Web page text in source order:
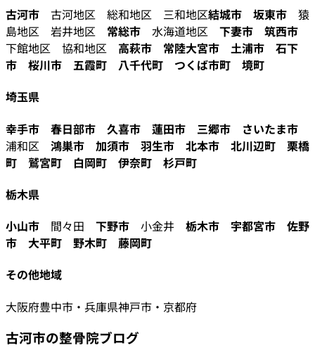
古河市 古河地区 総和地区 三和地区結城市 坂東市 猿
島地区 岩井地区 常総市 水海道地区 下妻市
筑西市
下館地区 協和地区 高萩市 常陸大宮市 土浦市
石下
市
桜川市 五霞町 八千代町 つくば市町
境町
埼玉県
幸手市
春日部市 久喜市 蓮田市 三郷市
さいたま市
浦和区 鴻巣市 加須市 羽生市 北本市 北川辺町
栗橋
町
鷲宮町 白岡町 伊奈町
杉戸町
栃木県
小山市 間々田 下野市 小金井 栃木市 宇都宮市
佐野
市
大平町 野木町
藤岡町
その他地域
大阪府豊中市・兵庫県神戸市・京都府
古河市の整骨院ブログ